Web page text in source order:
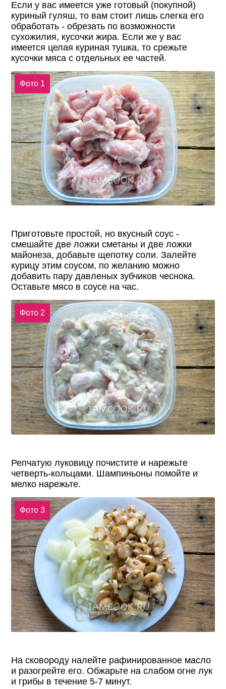
Если у вас имеется уже готовый (покупной)
куриный гуляш, то вам стоит лишь слегка его
обработать - обрезать по возможности
сухожилия, кусочки жира. Если же у вас
имеется целая куриная тушка, то срежьте
кусочки мяса с отдельных ее частей.
Фото 1
Приготовьте простой, но вкусный соус -
смешайте две ложки сметаны и две ложки
майонеза, добавьте щепотку соли. Залейте
курицу этим соусом, по желанию можно
добавить пару давленых зубчиков чеснока.
Оставьте мясо в соусе на час.
Фото 2
Репчатую луковицу почистите и нарежьте
четверть-кольцами. Шампиньоны помойте и
мелко нарежьте.
Фото 3
На сковороду налейте рафинированное масло
и разогрейте его. Обжарьте на слабом огне лук
и грибы в течение 5-7 минут.